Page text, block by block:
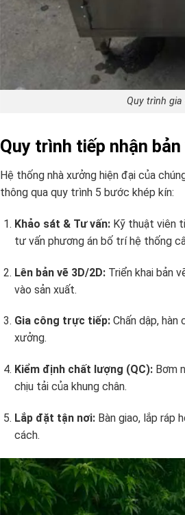
Quy trình
Quy trình tiếp nhận
Hệ thống nhà xưởng hiện đại của
thông qua quy trình 5 bước khép kín:
Khảo sát & Tư vấn:Kỹ thuật viên
tư vấn phương án bố trí hệ thống
Lên bản vẽ 3D/2D:Triển khai bản
vào sản xuất.
Gia công trực tiếp:Chấn dập, hàn
xưởng.
Kiểm định chất lượng (QC):Bơm
chịu tải của khung chân.
Lắp đặt tận nơi:Bàn giao, lắp ráp
cách.